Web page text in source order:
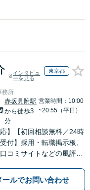
インタビュ
ーを見る
東京都
務所
赤坂見附駅
から徒歩3
分
営業時間：10:00
~20:55（平日）
応】【初回相談無料／24時
付】採用・転職掲示板、
コミサイトなどの風評被
問わず相談可。可能な限り
で駆けつけサポート【労
ールでお問い合わせ